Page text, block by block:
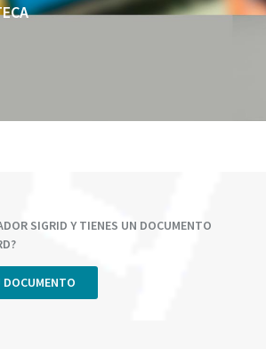
SIGRID Y TIENES UN DOCUMENTO